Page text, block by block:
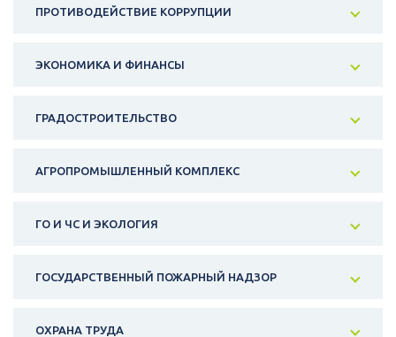
ПРОТИВОДЕЙСТВИЕ КОРРУПЦИИ
ЭКОНОМИКА И ФИНАНСЫ
ГРАДОСТРОИТЕЛЬСТВО
АГРОПРОМЫШЛЕННЫЙ КОМПЛЕКС
ГО И ЧС И ЭКОЛОГИЯ
ГОСУДАРСТВЕННЫЙ ПОЖАРНЫЙ НАДЗОР
ОХРАНА ТРУДА